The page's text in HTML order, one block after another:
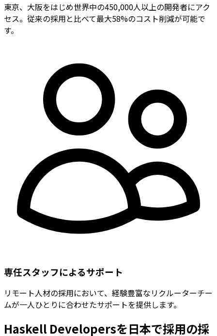
東京、大阪をはじめ世界中の450,000人以上の開発者にアク
セス。従来の採用と比べて最大58%のコスト削減が可能で
す。
専任スタッフによるサポート
リモート人材の採用において、経験豊富なリクルーターチー
ムが一人ひとりに合わせたサポートを提供します。
Haskell Developersを日本で採用の採